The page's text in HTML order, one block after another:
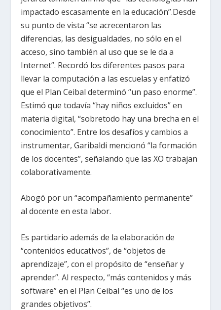
impactado escasamente en la educación”.Desde
su punto de vista “se acrecentaron las
diferencias, las desigualdades, no sólo en el
acceso, sino también al uso que se le da a
Internet”. Recordó los diferentes pasos para
llevar la computación a las escuelas y enfatizó
que el Plan Ceibal determinó “un paso enorme”.
Estimó que todavía “hay niños excluidos” en
materia digital, “sobretodo hay una brecha en el
conocimiento”. Entre los desafíos y cambios a
instrumentar, Garibaldi mencionó “la formación
de los docentes”, señalando que las XO trabajan
colaborativamente.
Abogó por un “acompañamiento permanente”
al docente en esta labor.
Es partidario además de la elaboración de
“contenidos educativos”, de “objetos de
aprendizaje”, con el propósito de “enseñar y
aprender”. Al respecto, “más contenidos y más
software” en el Plan Ceibal “es uno de los
grandes objetivos”.